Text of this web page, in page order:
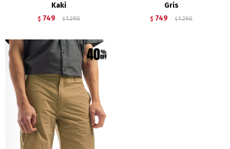
Kaki
$ 749 $ 1.290
Gris
$ 749 $ 1.290